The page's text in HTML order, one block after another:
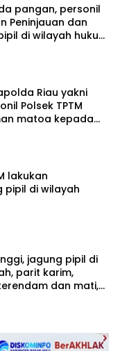
Peninjauan dan
di wilayah hukum
Riau yakni
Polsek TPTM
matoa kepada
lakukan
pipil di wilayah
jagung pipil di
dan mati,
cepat turun